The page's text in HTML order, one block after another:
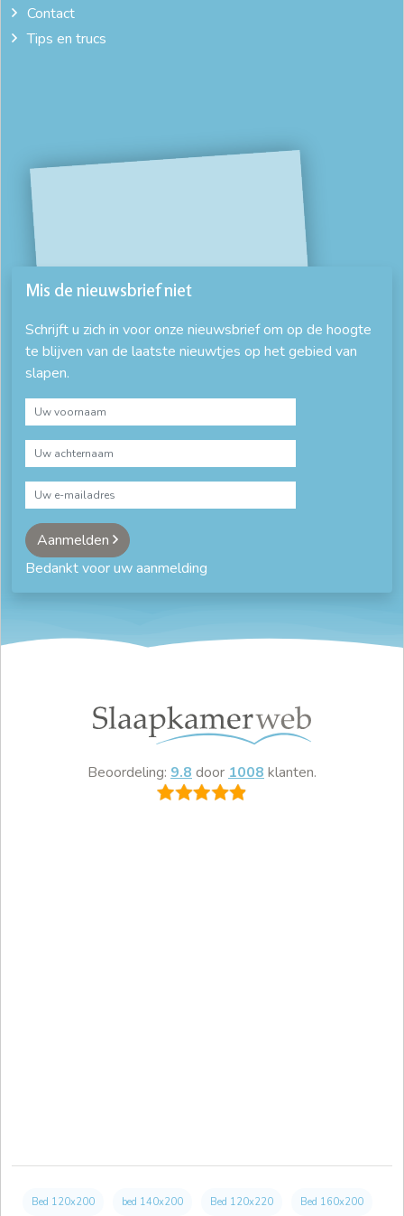
Contact
Tips en trucs
Mis de nieuwsbrief niet
Schrijft u zich in voor onze nieuwsbrief om op de hoogte
te blijven van de laatste nieuwtjes op het gebied van
slapen.
Aanmelden
Bedankt voor uw aanmelding
Beoordeling: 9.8 door 1008 klanten.
Bed 120x200 bed 140x200 Bed 120x220 Bed 160x200